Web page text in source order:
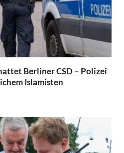
Berliner CSD – Polizei
Islamisten